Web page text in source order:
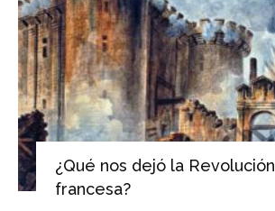
¿Qué nos dejó la Revolución
francesa?